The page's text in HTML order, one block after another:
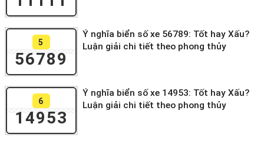
5
56789
Ý nghĩa biển số xe 56789: Tốt hay Xấu?
Luận giải chi tiết theo phong thủy
6
14953
Ý nghĩa biển số xe 14953: Tốt hay Xấu?
Luận giải chi tiết theo phong thủy